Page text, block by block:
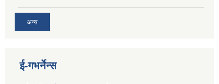
अन्य
ई-गभर्नेन्स